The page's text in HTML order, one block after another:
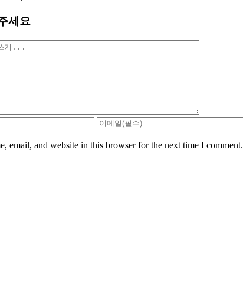
세요
email, and website in this browser for the next time I comment.